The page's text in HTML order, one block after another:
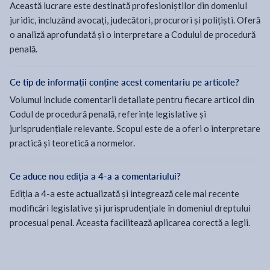
cazului de confiscare speciala in cadrul procedurii speciale
prevazute de art. 5491 C.proc.pen.
• analiza sesizarii de desfiintare sau de confiscare speciala, in
cazul implinirii termenului de prescriptie a raspunderii penale,
clasarea cauzei; DCC nr. 136/2021 si modificarile aduse prin
Legea nr. 201/2023
• efectuarea cercetarii la fata locului in cadrul domiciliilor si
sediilor profesionale
• explorarea emergentului principiu al liceitatii probatorii, in
• (re)conceptualizarea loialitatii in procedura penala;
explicarea semnificatiei principiul loialitatii probatorii in
raport cu regulile inscrise in cuprinsul art. 101 C.proc.pen.;
taxonomia procedeelor neloiale numite si nenumite
Această lucrare este destinată profesioniștilor din domeniul
juridic, incluzând avocați, judecători, procurori și polițiști. Oferă
o analiză aprofundată și o interpretare a Codului de procedură
penală.
Ce tip de informații conține acest comentariu pe articole?
Volumul include comentarii detaliate pentru fiecare articol din
Codul de procedură penală, referințe legislative și
jurisprudențiale relevante. Scopul este de a oferi o interpretare
practică și teoretică a normelor.
Ce aduce nou ediția a 4-a a comentariului?
Ediția a 4-a este actualizată și integrează cele mai recente
modificări legislative și jurisprudențiale în domeniul dreptului
procesual penal. Aceasta facilitează aplicarea corectă a legii.